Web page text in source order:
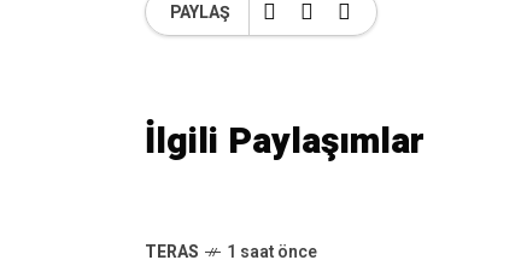
PAYLAŞ
İlgili Paylaşımlar
TERAS 1 saat önce